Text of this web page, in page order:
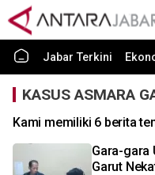
Jabar Terkini
KASUS ASMARA
Kami memiliki 6 berita
Gara-gara
Garut